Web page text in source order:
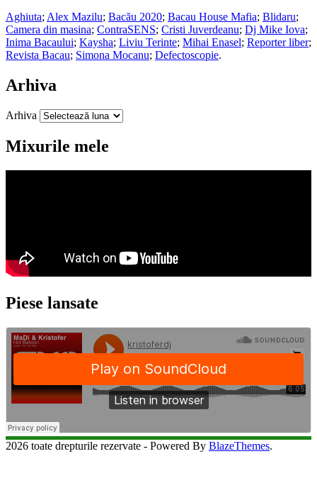
Aghiuta;Alex Mazilu; Bacău 2020; Bacau House Mafia; Blidaru;
Camera din masina; ContraSENS; Cristi Juverdeanu; Dj Mike Iova;
Inima Bacaului; Kaysha; Liviu Terinte; Mihai Enasel; Reporter liber;
Revista Bacau; Simona Mocanu; Defectoscopie.
Arhiva
Arhiva
Mixurile mele
Piese lansate
2026 toate drepturile rezervate - Powered By BlazeThemes.